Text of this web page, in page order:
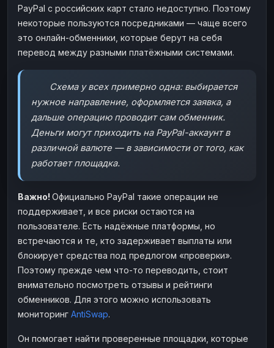
PayPal с российских карт стало недоступно. Поэтому
некоторые пользуются посредниками — чаще всего
это онлайн-обменники, которые берут на себя
перевод между разными платёжными системами.
Схема у всех примерно одна: выбирается
нужное направление, оформляется заявка, а
дальше операцию проводит сам обменник.
Деньги могут приходить на PayPal-аккаунт в
различной валюте — в зависимости от того, как
работает площадка.
Важно! Официально PayPal такие операции не
поддерживает, и все риски остаются на
пользователе. Есть надёжные платформы, но
встречаются и те, кто задерживает выплаты или
блокирует средства под предлогом «проверки».
Поэтому прежде чем что-то переводить, стоит
внимательно посмотреть отзывы и рейтинги
обменников. Для этого можно использовать
мониторинг AntiSwap.
Он помогает найти проверенные площадки, которые